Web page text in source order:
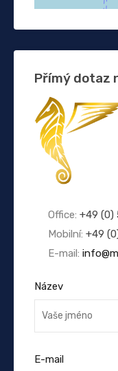
Přímý dotaz
Office: +49 (0)
Mobilní: +49
E-mail:
Název
E-mail